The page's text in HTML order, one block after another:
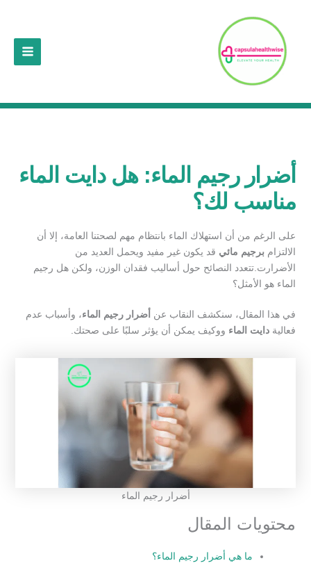
المحتوى
أضرار رجيم الماء: هل دايت الماء
مناسب لك؟
على الرغم من أن استهلاك الماء بانتظام مهم لصحتنا العامة، إلا أن
الالتزام برجيم مائي قد يكون غير مفيد ويحمل العديد من
الأضرارت.تتعدد النصائح حول أساليب فقدان الوزن، ولكن هل رجيم
الماء هو الأمثل؟
في هذا المقال، سنكشف النقاب عن أضرار رجيم الماء، وأسباب عدم
فعالية دايت الماء ووكيف يمكن أن يؤثر سلبًا على صحتك.
أضرار رجيم الماء
محتويات المقال
ما هي أضرار رجيم الماء؟